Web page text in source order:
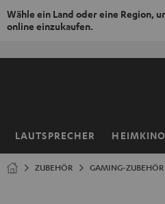
Wähle ein Land oder eine Region,
online einzukaufen.
LAUTSPRECHER HEIMKINO
Startseite
ZUBEHÖR GAMING-ZUBEHÖR